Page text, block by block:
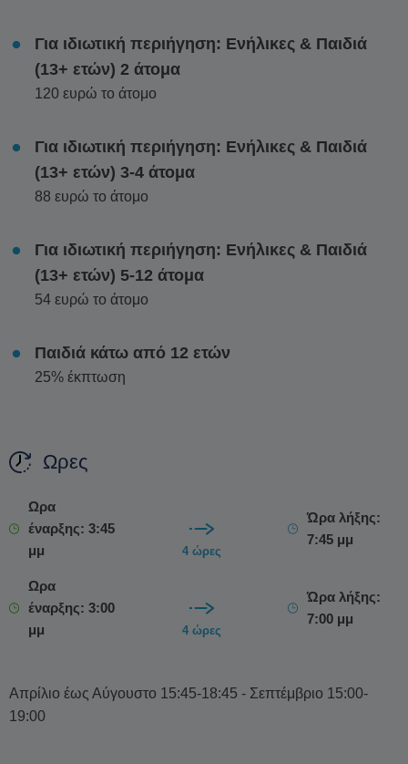
Για ιδιωτική περιήγηση: Ενήλικες & Παιδιά
(13+ ετών) 2 άτομα
120 ευρώ το άτομο
Για ιδιωτική περιήγηση: Ενήλικες & Παιδιά
(13+ ετών) 3-4 άτομα
88 ευρώ το άτομο
Για ιδιωτική περιήγηση: Ενήλικες & Παιδιά
(13+ ετών) 5-12 άτομα
54 ευρώ το άτομο
Παιδιά κάτω από 12 ετών
25% έκπτωση
Ωρες
Ωρα
έναρξης: 3:45
μμ
4 ώρες
Ώρα λήξης:
7:45 μμ
Ωρα
έναρξης: 3:00
μμ
4 ώρες
Ώρα λήξης:
7:00 μμ
Απρίλιο έως Αύγουστο 15:45-18:45 - Σεπτέμβριο 15:00-
19:00